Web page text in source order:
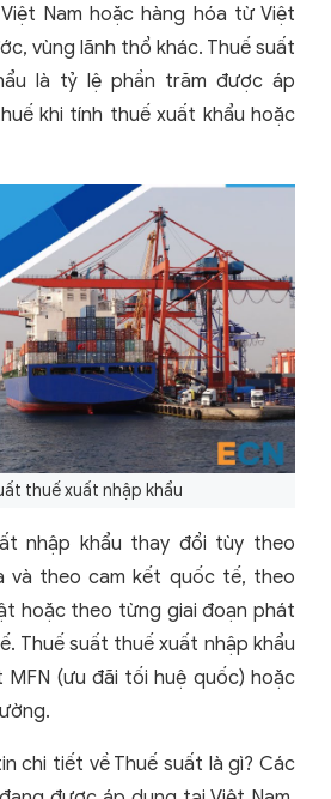
Nam hoặc hàng hóa từ Việt
vùng lãnh thổ khác. Thuế suất
là tỷ lệ phần trăm được áp
khi tính thuế xuất khẩu hoặc
thuế xuất nhập khẩu
nhập khẩu thay đổi tùy theo
và theo cam kết quốc tế, theo
hoặc theo từng giai đoạn phát
Thuế suất thuế xuất nhập khẩu
(ưu đãi tối huệ quốc) hoặc
chi tiết về Thuế suất là gì? Các